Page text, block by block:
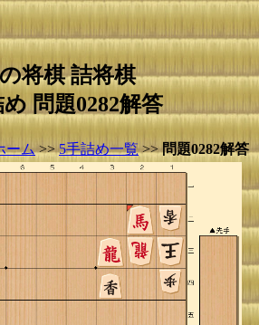
将棋 詰将棋
問題0282解答
ーム>>5手詰め一覧>>問題0282解答